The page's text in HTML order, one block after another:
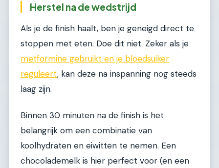
Herstel na de wedstrijd
Als je de finish haalt, ben je geneigd direct te
stoppen met eten. Doe dit niet. Zeker als je
metformine gebruikt en je bloedsuiker
reguleert, kan deze na inspanning nog steeds
laag zijn.
Binnen 30 minuten na de finish is het
belangrijk om een combinatie van
koolhydraten en eiwitten te nemen. Een
chocolademelk is hier perfect voor (en een